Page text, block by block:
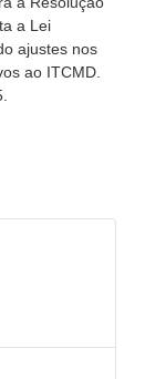
a Lei
ajustes nos
ao ITCMD.